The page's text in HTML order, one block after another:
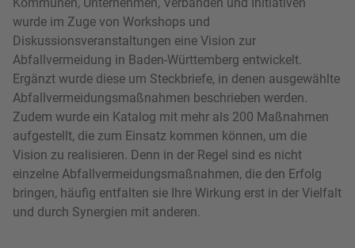
wurde im Zuge von Workshops und
Diskussionsveranstaltungen eine Vision zur
Abfallvermeidung in Baden-Württemberg entwickelt.
Ergänzt wurde diese um Steckbriefe, in denen ausgewählte
Abfallvermeidungsmaßnahmen beschrieben werden.
Zudem wurde ein Katalog mit mehr als 200 Maßnahmen
aufgestellt, die zum Einsatz kommen können, um die
Vision zu realisieren. Denn in der Regel sind es nicht
einzelne Abfallvermeidungsmaßnahmen, die den Erfolg
bringen, häufig entfalten sie Ihre Wirkung erst in der Vielfalt
und durch Synergien mit anderen.